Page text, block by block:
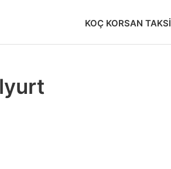
KOÇ KORSAN TAKSI